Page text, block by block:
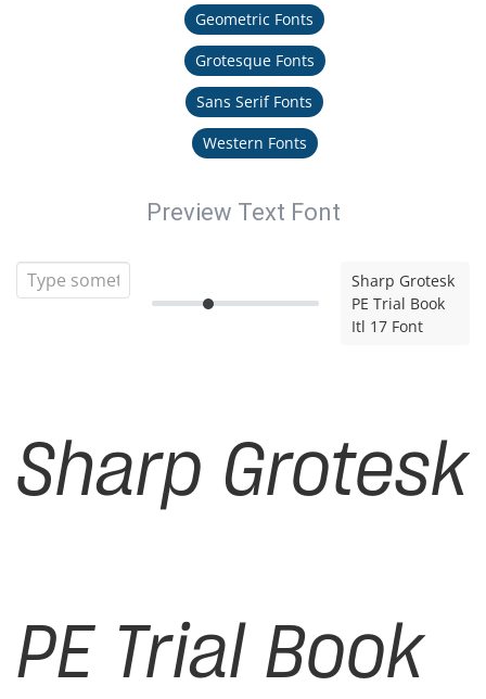
Geometric Fonts
Grotesque Fonts
Sans Serif Fonts
Western Fonts
Preview Text Font
Sharp Grotesk
PE Trial Book
Itl 17 Font
Sharp Grotesk
PE Trial Book